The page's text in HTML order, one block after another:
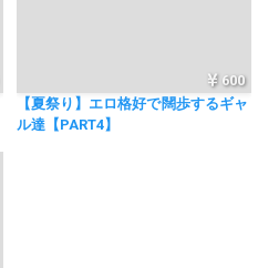
600
【夏祭り】エロ格好で闊歩するギャ
ル達【PART4】